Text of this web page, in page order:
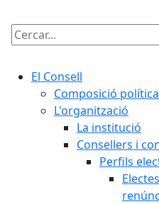
Cercar:
El Consell
Composició política
L'organització
La institució
Consellers i
Perfils